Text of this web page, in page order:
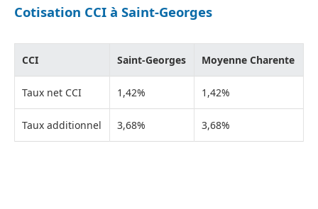
Cotisation CCI à Saint-Georges
CCI Saint-Georges Moyenne Charente
Taux net CCI 1,42% 1,42%
Taux additionnel 3,68% 3,68%